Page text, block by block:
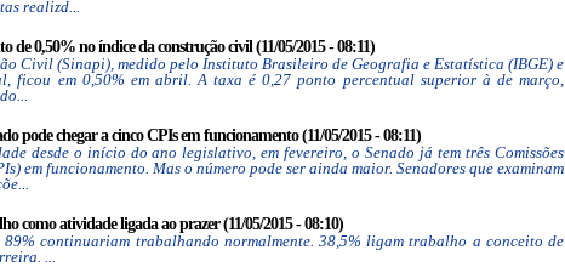
realizd...
de 0,50% no índice da construção civil (11/05/2015 - 08:11)
Civil (Sinapi), medido pelo Instituto Brasileiro de Geografia e Estatística (IBGE) e
ficou em 0,50% em abril. A taxa é 0,27 ponto percentual superior à de março,
pode chegar a cinco CPIs em funcionamento (11/05/2015 - 08:11)
desde o início do ano legislativo, em fevereiro, o Senado já tem três Comissões
em funcionamento. Mas o número pode ser ainda maior. Senadores que examinam
como atividade ligada ao prazer (11/05/2015 - 08:10)
continuariam trabalhando normalmente. 38,5% ligam trabalho a conceito de
...